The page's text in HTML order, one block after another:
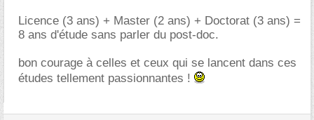
Licence (3 ans) + Master (2 ans) + Doctorat (3 ans) =
8 ans d'étude sans parler du post-doc.
bon courage à celles et ceux qui se lancent dans ces
études tellement passionnantes !